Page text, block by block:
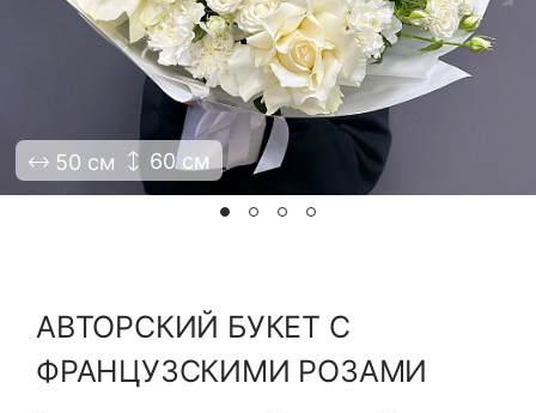
50 см 60 см
АВТОРСКИЙ БУКЕТ С
ФРАНЦУЗСКИМИ РОЗАМИ
Я принимаю Политику конфиденциальности и
Правила использования сайта ФЛАВЭЛЬ. Мы не
продаем ваши данные и храним их в безопасности